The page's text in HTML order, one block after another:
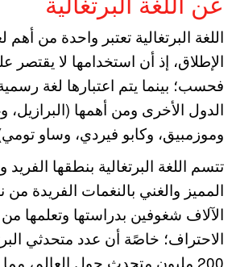
اللغة البرتغالية تعتبر واحدة من
الإطلاق، إذ أن استخدامها لا يقتصر
فحسب؛ بينما يتم اعتبارها لغة
الدول الأخرى ومن أهمها (البرازيل،
وموزمبيق، وكابو فيردي، وساو
تتسم اللغة البرتغالية بنطقها
المميز والغني بالنغمات الفريدة من
الآلاف شغوفين بدراستها وتعلمها من
الاحتراف؛ خاصًة أن عدد متحدثي
200 مليون متحدث حول العالم،